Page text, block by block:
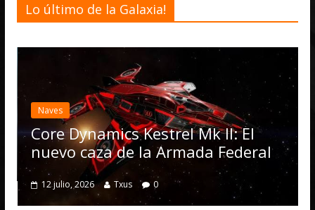
Lo último de la Galaxia!
Naves
Core Dynamics Kestrel Mk II: El
nuevo caza de la Armada Federal
12 julio, 2026 Txus 0